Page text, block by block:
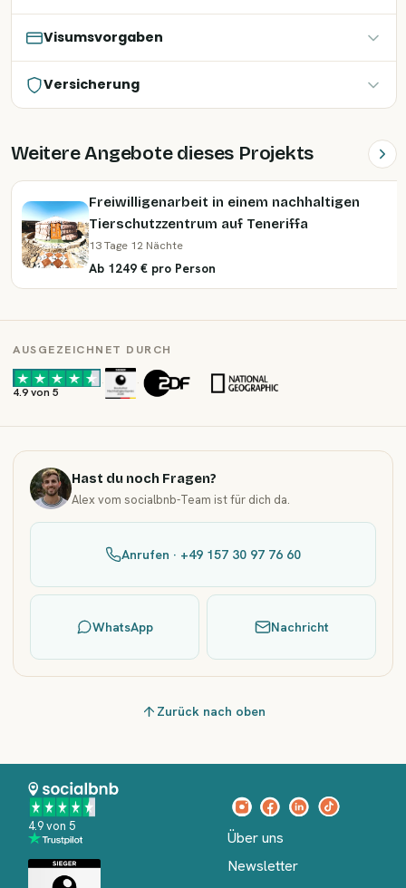
Visumsvorgaben
Versicherung
Weitere Angebote dieses Projekts
Freiwilligenarbeit in einem nachhaltigen
Tierschutzzentrum auf Teneriffa
13 Tage 12 Nächte
Ab 1249 € pro Person
AUSGEZEICHNET DURCH
4.9 von 5
· ·
Hast du noch Fragen?
Alex vom socialbnb-Team ist für dich da.
Anrufen · +49 157 30 97 76 60
WhatsApp Nachricht
Zurück nach oben
4.9 von 5
Über uns
Newsletter